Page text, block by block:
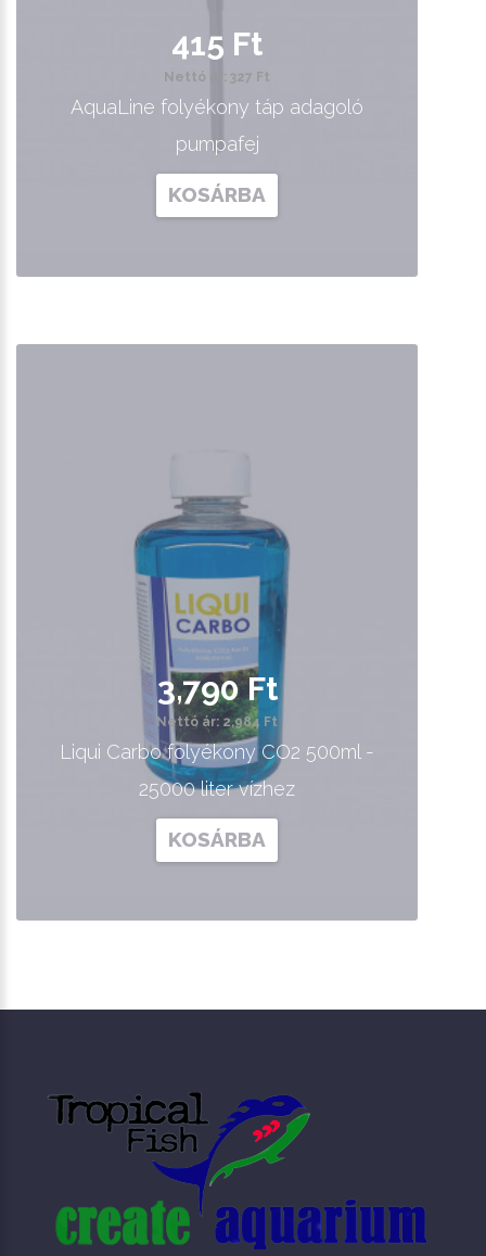
415 Ft
Nettó ár: 327 Ft
AquaLine folyékony táp adagoló
pumpafej
KOSÁRBA
3,790 Ft
Nettó ár: 2,984 Ft
Liqui Carbo folyékony CO2 500ml -
25000 liter vízhez
KOSÁRBA